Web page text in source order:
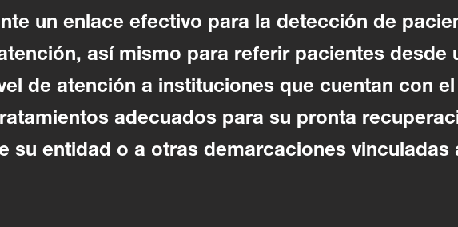
un enlace efectivo para la detección de
así mismo para referir pacientes desde
de atención a instituciones que cuentan con
adecuados para su pronta
su entidad o a otras demarcaciones vinculadas